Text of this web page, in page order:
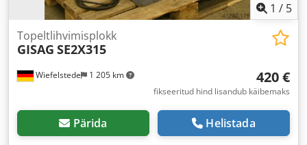
1 / 5
Wiefelstede 1 205 km
Topeltlihvimisplokk
GISAG SE2X315
420 €
fikseeritud hind lisandub käibemaks
Pärida Helistada